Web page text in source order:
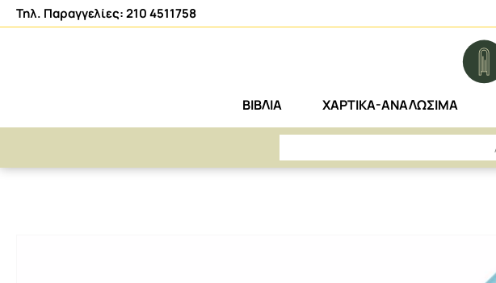
Τηλ. Παραγγελίες: 210 4511758
ΒΙΒΛΙΑ ΧΑΡΤΙΚΑ-ΑΝΑΛΩΣΙΜΑ
ΜΟΛΥΒΙ SPARKLE II GRIP ΓΑΛΑΖΙΟ FABER